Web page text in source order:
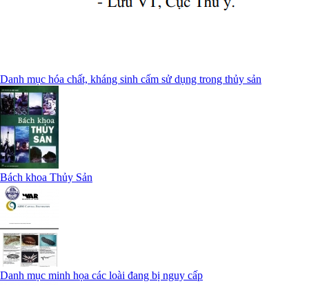
Danh mục hóa chất, kháng sinh cấm sử dụng trong thủy sản
Bách khoa Thủy Sản
Danh mục minh họa các loài đang bị nguy cấp